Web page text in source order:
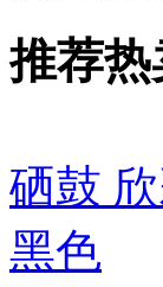
推荐热
硒鼓
黑色